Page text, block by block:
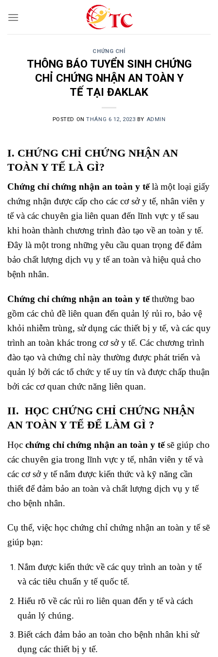
CHỨNG CHỈ
THÔNG BÁO TUYỂN SINH CHỨNG
CHỈ CHỨNG NHẬN AN TOÀN Y
TẾ TẠI ĐAKLAK
POSTED ONTHÁNG 6 12, 2023 BY ADMIN
I. CHỨNG CHỈ CHỨNG NHẬN AN
TOÀN Y TẾ LÀ GÌ?
Chứng chỉ chứng nhận an toàn y tếlà một loại giấy
chứng nhận được cấp cho các cơ sở y tế, nhân viên y
tế và các chuyên gia liên quan đến lĩnh vực y tế sau
khi hoàn thành chương trình đào tạo về an toàn y tế.
Đây là một trong những yêu cầu quan trọng để đảm
bảo chất lượng dịch vụ y tế an toàn và hiệu quả cho
bệnh nhân.
Chứng chỉ chứng nhận an toàn y tếthường bao
gồm các chủ đề liên quan đến quản lý rủi ro, bảo vệ
khỏi nhiễm trùng, sử dụng các thiết bị y tế, và các quy
trình an toàn khác trong cơ sở y tế. Các chương trình
đào tạo và chứng chỉ này thường được phát triển và
quản lý bởi các tổ chức y tế uy tín và được chấp thuận
bởi các cơ quan chức năng liên quan.
II. HỌC CHỨNG CHỈ CHỨNG NHẬN
AN TOÀN Y TẾ ĐỂ LÀM GÌ ?
Học chứng chỉ chứng nhận an toàn y tếsẽ giúp cho
các chuyên gia trong lĩnh vực y tế, nhân viên y tế và
các cơ sở y tế nắm được kiến thức và kỹ năng cần
thiết để đảm bảo an toàn và chất lượng dịch vụ y tế
cho bệnh nhân.
Cụ thể, việc học chứng chỉ chứng nhận an toàn y tế sẽ
giúp bạn:
Nắm được kiến thức về các quy trình an toàn y tế
và các tiêu chuẩn y tế quốc tế.
Hiểu rõ về các rủi ro liên quan đến y tế và cách
quản lý chúng.
Biết cách đảm bảo an toàn cho bệnh nhân khi sử
dụng các thiết bị y tế.